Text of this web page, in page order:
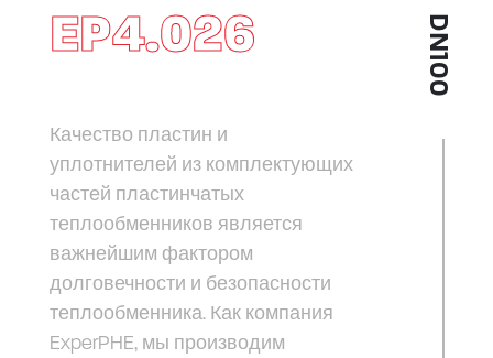
EP4.026
Качество пластин и
уплотнителей из комплектующих
частей пластинчатых
теплообменников является
важнейшим фактором
долговечности и безопасности
теплообменника. Как компания
ExperPHE, мы производим
DN100